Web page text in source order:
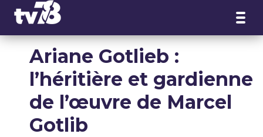
Ariane Gotlieb :
l’héritière et gardienne
de l’œuvre de Marcel
Gotlib
Panneau de gestion des cookies